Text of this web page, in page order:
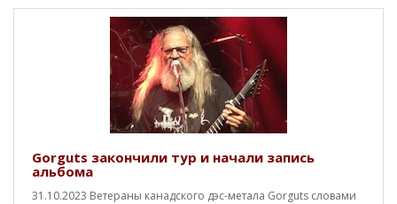
Gorguts закончили тур и начали запись
альбома
31.10.2023 Ветераны канадского дэс-метала Gorguts словами